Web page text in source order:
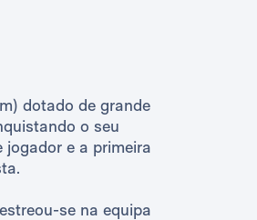
dotado de grande
o seu
jogador e a primeira
se na equipa